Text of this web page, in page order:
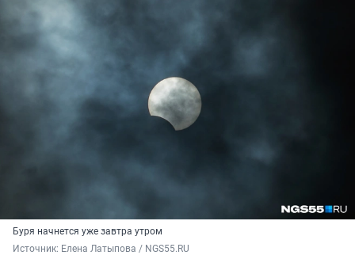
Буря начнется уже завтра утром
Источник: Елена Латыпова / NGS55.RU